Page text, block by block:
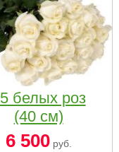
белых роз
(40 см)
6 500руб.